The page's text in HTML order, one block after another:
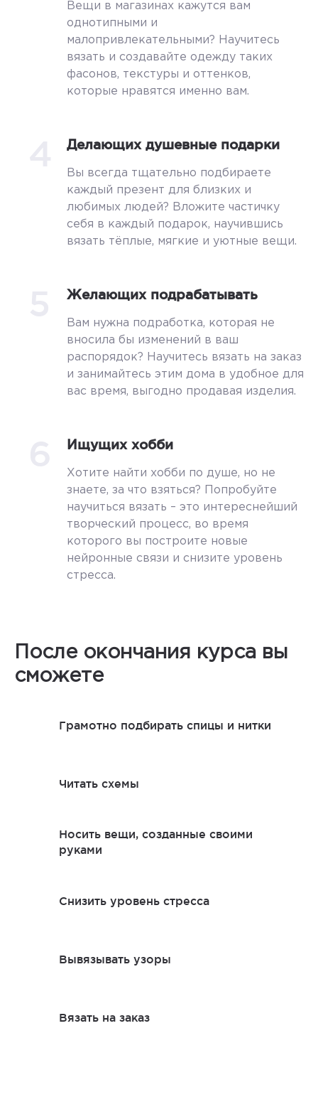
Вещи в магазинах кажутся вам
однотипными и
малопривлекательными? Научитесь
вязать и создавайте одежду таких
фасонов, текстуры и оттенков,
которые нравятся именно вам.
Делающих душевные подарки
Вы всегда тщательно подбираете
каждый презент для близких и
любимых людей? Вложите частичку
себя в каждый подарок, научившись
вязать тёплые, мягкие и уютные вещи.
Желающих подрабатывать
Вам нужна подработка, которая не
вносила бы изменений в ваш
распорядок? Научитесь вязать на заказ
и занимайтесь этим дома в удобное для
вас время, выгодно продавая изделия.
Ищущих хобби
Хотите найти хобби по душе, но не
знаете, за что взяться? Попробуйте
научиться вязать – это интереснейший
творческий процесс, во время
которого вы построите новые
нейронные связи и снизите уровень
стресса.
После окончания курса вы
сможете
Грамотно подбирать спицы и нитки
Читать схемы
Носить вещи, созданные своими
руками
Снизить уровень стресса
Вывязывать узоры
Вязать на заказ